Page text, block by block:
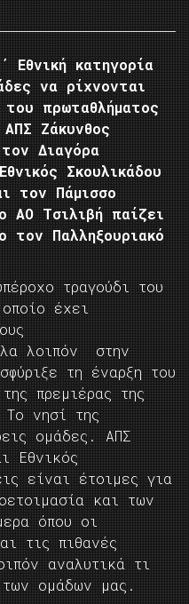
Εθνική κατηγορία
να ρίχνονται
πρωταθλήματος
Ζάκυνθος
Διαγόρα
Σκουλικάδου
τον Πάμισσο
Τσιλιβή παίζει
τον Παλληξουριακό
τραγούδι του
έχει
λοιπόν στην
τη έναρξη του
πρεμιέρας της
Το νησί της
ομάδες. ΑΠΣ
Εθνικός
είναι έτοιμες για
και των
όπου οι
τις πιθανές
αναλυτικά τι
των ομάδων μας.